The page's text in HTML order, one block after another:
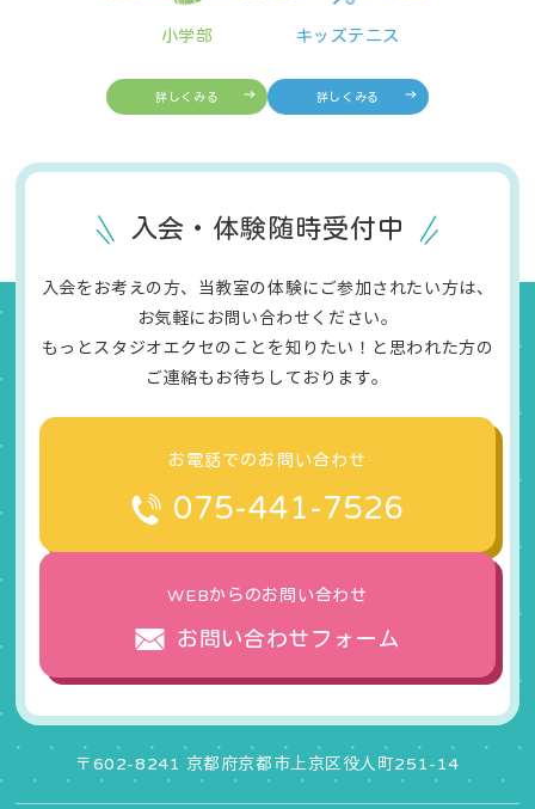
小学部
詳しくみる
キッズテニス
詳しくみる
入会・体験随時受付中
入会をお考えの方、当教室の体験にご参加されたい方は、
お気軽にお問い合わせください。
もっとスタジオエクセのことを知りたい！と思われた方の
ご連絡もお待ちしております。
お電話でのお問い合わせ
075-441-7526
WEBからのお問い合わせ
お問い合わせフォーム
〒602-8241 京都府京都市上京区役人町251-14